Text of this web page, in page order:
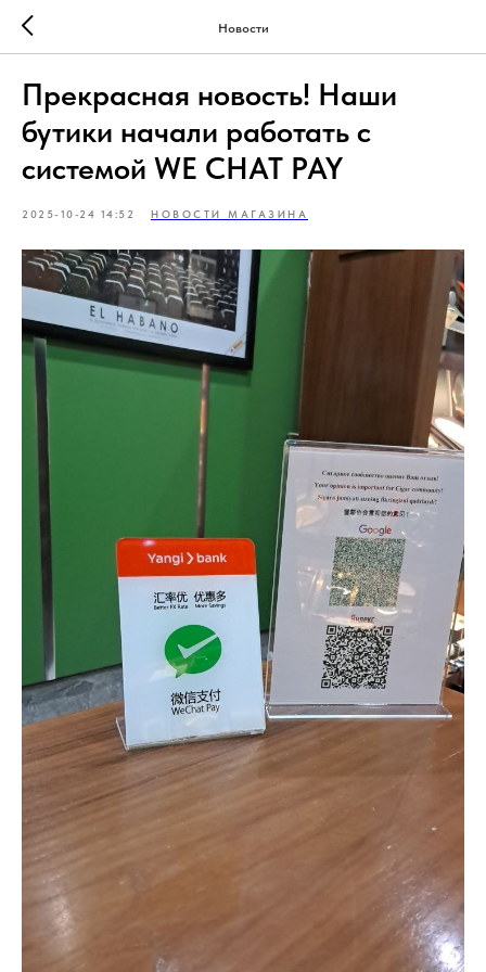
Новости
Прекрасная новость! Наши
бутики начали работать с
системой WE CHAT PAY
2025-10-24 14:52 НОВОСТИ МАГАЗИНА